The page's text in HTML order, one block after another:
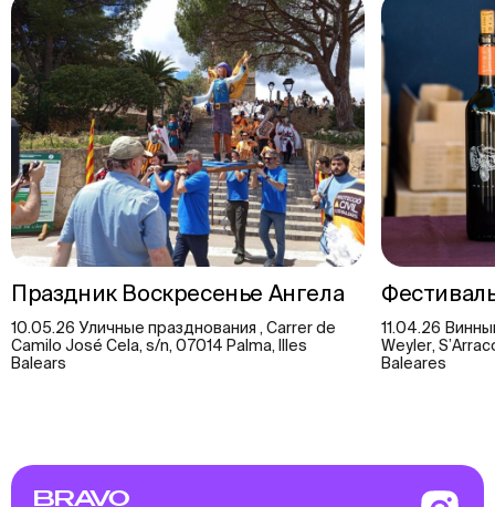
Праздник Воскресенье Ангела
10.05.26 Уличные празднования , Carrer de
Camilo José Cela, s/n, 07014 Palma, Illes
Balears
11.04.26
Weyler,
Baleares
BRAVO